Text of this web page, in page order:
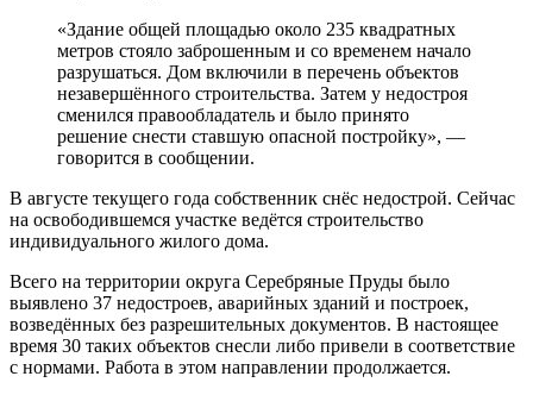
«Здание общей площадью около 235 квадратных
метров стояло заброшенным и со временем начало
разрушаться. Дом включили в перечень объектов
незавершённого строительства. Затем у недостроя
сменился правообладатель и было принято
решение снести ставшую опасной постройку», —
говорится в сообщении.
В августе текущего года собственник снёс недострой. Сейчас
на освободившемся участке ведётся строительство
индивидуального жилого дома.
Всего на территории округа Серебряные Пруды было
выявлено 37 недостроев, аварийных зданий и построек,
возведённых без разрешительных документов. В настоящее
время 30 таких объектов снесли либо привели в соответствие
с нормами. Работа в этом направлении продолжается.